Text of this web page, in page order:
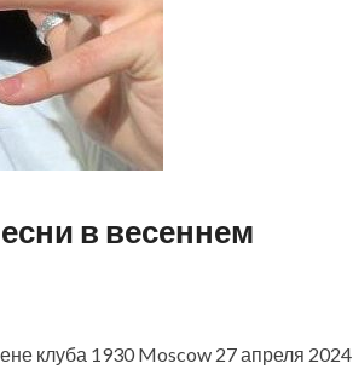
в весеннем
клуба 1930 Moscow 27 апреля 2024